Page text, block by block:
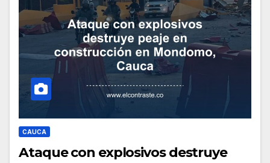
CAUCA
Ataque con explosivos destruye